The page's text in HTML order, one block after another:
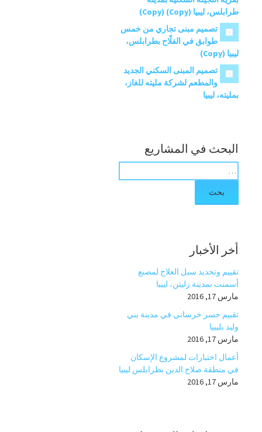
طرابلس، ليبيا (Copy) (Copy)
تصميم مبنى تجاري من خمس
طوابق في الفلّاح بطرابلس،
ليبيا (Copy)
تصميم المبنى السكني الجديد
والمطعم لشركة مليته للغاز،
بمليته، ليبيا
البحث في المشاريع
ح
ع
أخر الأخبار
تقييم وتحديد سبل العلاج لمصنع
أسمنت بمدينة زليتن، ليبيا
مارس 17, 2016
تقييم جسر خرساني في مدينة بني
وليد بليبيا
مارس 17, 2016
أعمال اختبارات لمشروع الإسكان
في منطقة صلاح الدين بطرابلس ليبيا
مارس 17, 2016